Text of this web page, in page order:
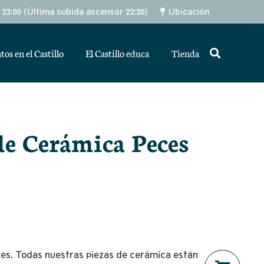
23:00 (Última subida ascensor 22:20) Ubicación
en el Castillo El Castillo educa Tienda
Cerámica Peces
Todas nuestras piezas de cerámica están